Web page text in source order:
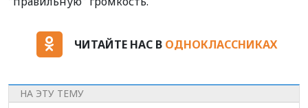
ЧИТАЙТЕ НАС В ОДНОКЛАССНИКАХ
НА ЭТУ ТЕМУ